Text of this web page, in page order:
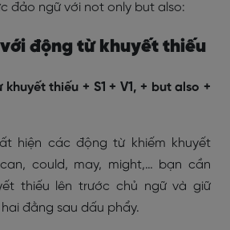
đảo ngữ với not only but also:
động từ khuyết thiếu
thiếu + S1 + V1, + but also +
hiện các động từ khiếm khuyết
could, may, might,… bạn cần
thiếu lên trước chủ ngữ và giữ
đằng sau dấu phẩy.